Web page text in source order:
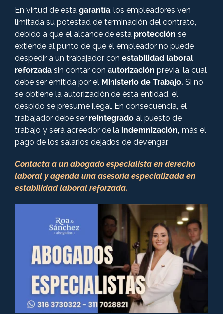
En virtud de esta garantía, los empleadores ven
limitada su potestad de terminación del contrato,
debido a que el alcance de esta protección se
extiende al punto de que el empleador no puede
despedir a un trabajador con estabilidad laboral
reforzada sin contar con autorización previa, la cual
debe ser emitida por el Ministerio de Trabajo. Si no
se obtiene la autorización de ésta entidad, el
despido se presume ilegal. En consecuencia, el
trabajador debe ser reintegrado al puesto de
trabajo y será acreedor de la indemnización, más el
pago de los salarios dejados de devengar.
Contacta a un abogado especialista en derecho
laboral y agenda una asesoría especializada en
estabilidad laboral reforzada.